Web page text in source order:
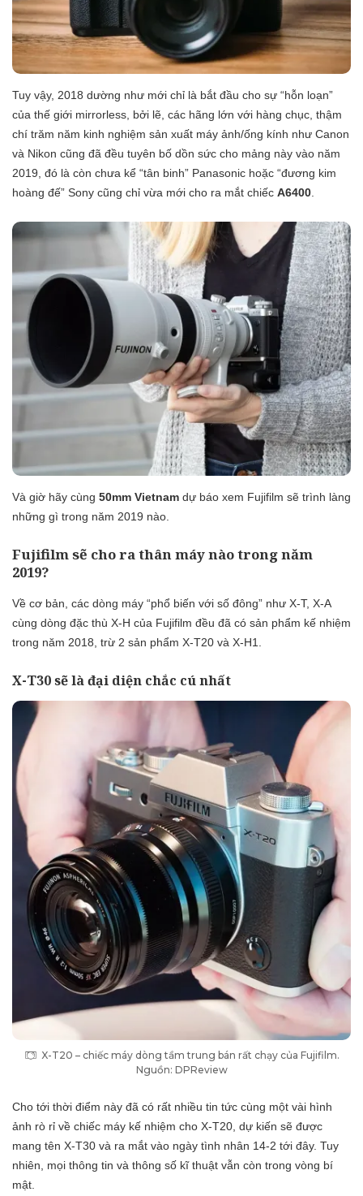
Tuy vậy, 2018 dường như mới chỉ là bắt đầu cho sự “hỗn loạn”
của thế giới mirrorless, bởi lẽ, các hãng lớn với hàng chục, thậm
chí trăm năm kinh nghiệm sản xuất máy ảnh/ống kính như Canon
và Nikon cũng đã đều tuyên bố dồn sức cho mảng này vào năm
2019, đó là còn chưa kể “tân binh” Panasonic hoặc “đương kim
hoàng đế” Sony cũng chỉ vừa mới cho ra mắt chiếc A6400
Và giờ hãy cùng 50mm Vietnam dự báo xem Fujifilm sẽ trình làng
những gì trong năm 2019 nào.
Fujifilm sẽ cho ra thân máy nào trong năm
2019?
Về cơ bản, các dòng máy “phổ biến với số đông” như X-T, X-A
cùng dòng đặc thù X-H của Fujifilm đều đã có sản phẩm kế nhiệm
trong năm 2018, trừ 2 sản phẩm X-T20 và X-H1.
X-T30 sẽ là đại diện chắc cú nhất
X-T20 – chiếc máy dòng tầm trung bán rất chạy của Fujifilm.
Nguồn: DPReview
Cho tới thời điểm này đã có rất nhiều tin tức cùng một vài hình
ảnh rò rỉ về chiếc máy kế nhiệm cho X-T20, dự kiến sẽ được
mang tên X-T30 và ra mắt vào ngày tình nhân 14-2 tới đây. Tuy
nhiên, mọi thông tin và thông số kĩ thuật vẫn còn trong vòng bí
mật.